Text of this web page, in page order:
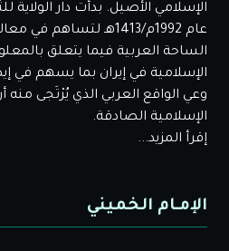
الإسلامي الأصيل. بدأت دار الولاية
عام 1992م/1413هـ
الساحة العربية فيما يتعلق
الإسلامية في إيران بما يسهم في
وعي الواقع العربي الذي يُرْتَجى منه
الإسلامية الصادقة.
إقرأ المزيد...
الإمـام الخميني